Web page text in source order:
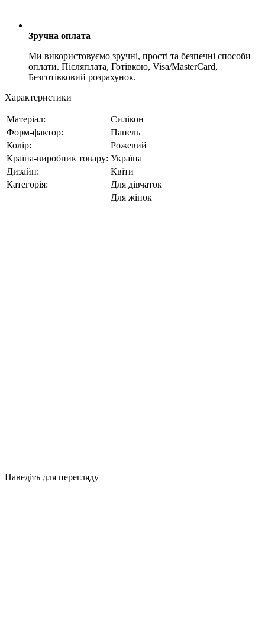
Зручна оплата
Ми використовуємо зручні, прості та безпечні способи
оплати. Післяплата, Готівкою, Visa/MasterCard,
Безготівковий розрахунок.
Характеристики
Матеріал:
Силікон
Форм-фактор:
Панель
Колір:
Рожевий
Країна-виробник товару: Україна
Дизайн:
Квіти
Категорія:
Для дівчаток
Для жінок
Наведіть для перегляду